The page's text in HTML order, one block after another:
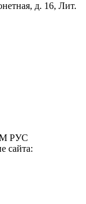
д. 16, Лит.
РУС
сайта: